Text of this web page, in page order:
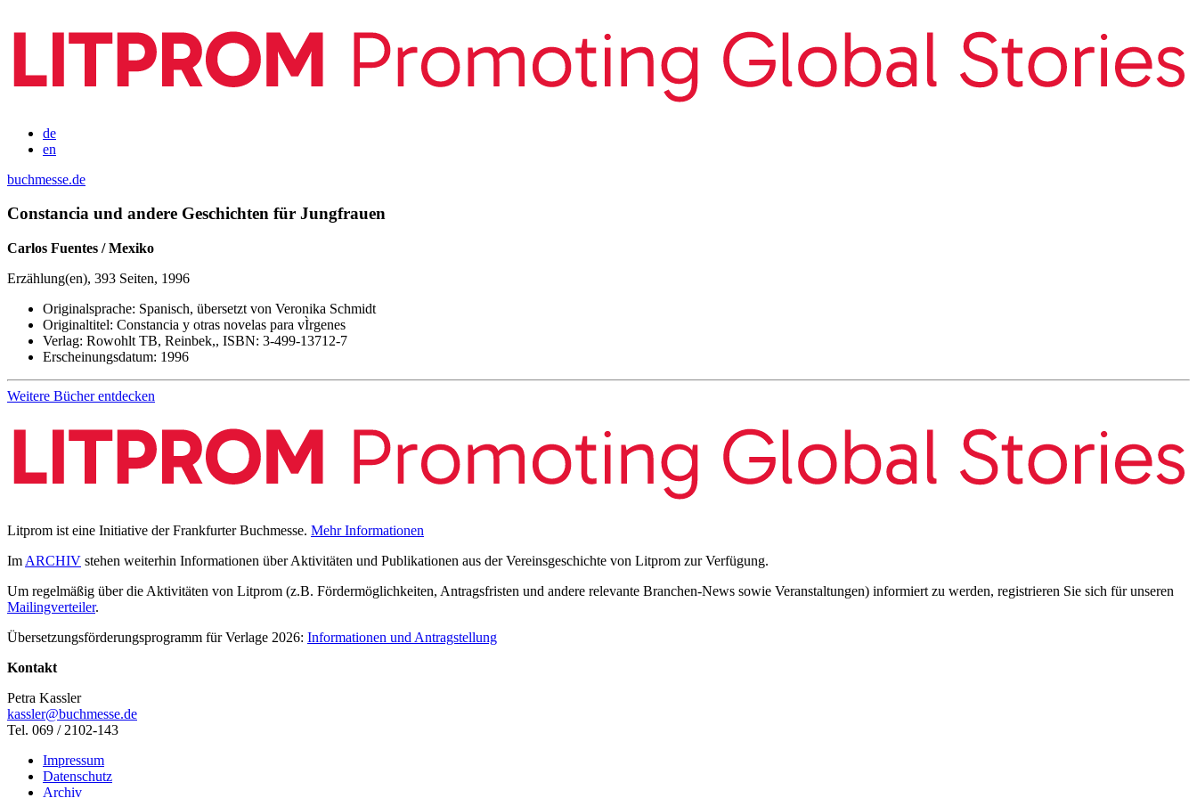
de
en
buchmesse.de
Constancia und andere Geschichten für Jungfrauen
Carlos Fuentes / Mexiko
Erzählung(en), 393 Seiten, 1996
Originalsprache: Spanisch, übersetzt von Veronika Schmidt
Originaltitel: Constancia y otras novelas para vÌrgenes
Verlag: Rowohlt TB, Reinbek,, ISBN: 3-499-13712-7
Erscheinungsdatum: 1996
Weitere Bücher entdecken
Litprom ist eine Initiative der Frankfurter Buchmesse. Mehr Informationen
Im ARCHIV stehen weiterhin Informationen über Aktivitäten und Publikationen aus der Vereinsgeschichte von Litprom zur Verfügung.
Um regelmäßig über die Aktivitäten von Litprom (z.B. Fördermöglichkeiten, Antragsfristen und andere relevante Branchen-News sowie Veranstaltungen) informiert zu werden, registrieren Sie sich für unseren
Mailingverteiler.
Übersetzungsförderungsprogramm für Verlage 2026: Informationen und Antragstellung
Kontakt
Petra Kassler
kassler@buchmesse.de
Tel. 069 / 2102-143
Impressum
Datenschutz
Archiv